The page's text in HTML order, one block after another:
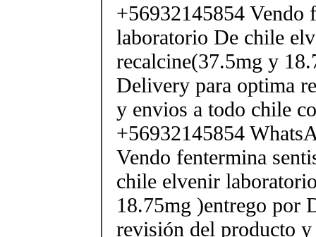
+56932145854 Vendo
laboratorio De chile
recalcine(37.5mg y
Delivery para optima
y envios a todo chile
+56932145854
Vendo fentermina
chile elvenir
18.75mg )entrego por
revisión del producto